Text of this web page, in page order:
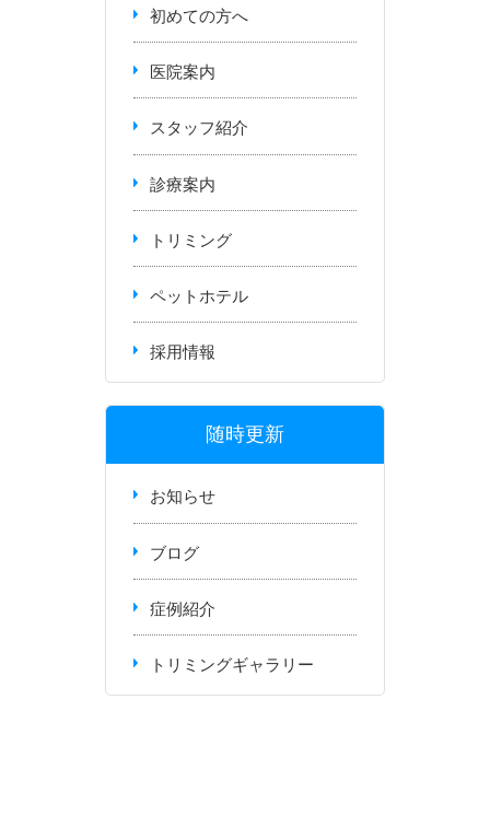
初めての方へ
医院案内
スタッフ紹介
診療案内
トリミング
ペットホテル
採用情報
随時更新
お知らせ
ブログ
症例紹介
トリミングギャラリー